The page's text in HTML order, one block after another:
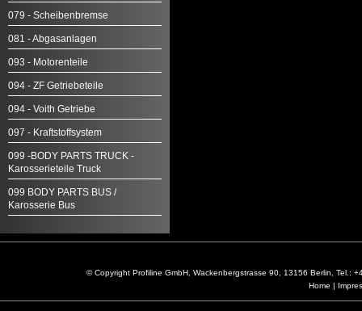
079 - Scheibenbremse
081 - Abgasanlagen
093 - Motorenteile
094 - ZF Getriebeteile
094 - Voith Getriebe
097 - Kraftstoffsystem
099 -BODY PARTS TRUCK -
Karosserieteile Truck
099 BODY PARTS BUS /
Karosserie Bus
© Copyright Profiline GmbH, Wackenbergstrasse 90, 13156 Berlin,
Home |